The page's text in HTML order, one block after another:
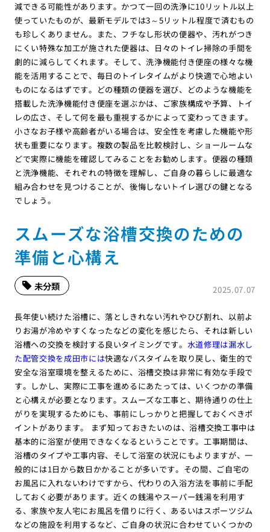
減できる可能性があります。かつて一回の洗浄に10リットル以上
使っていたものが、最新モデルでは3～5リットル程度で済むもの
も珍しくありません。また、フチなし形状の便器や、汚れがつき
にくい特殊な加工が施された便器は、日々のトイレ掃除の手間を
劇的に減らしてくれます。そして、洗浄機能付き便座の様々な機
能を活用することで、毎日のトイレタイムがより快適で心地よい
ものになるはずです。どの種類の便器を選び、どのような機能を
搭載した洗浄機能付き便座を選ぶかは、ご家族構成や予算、トイ
レの広さ、そして何を最も重視するかによって変わってきます。
小さなお子様や高齢者がいる場合は、安全性を考慮した機能や形
状も重要になります。複数の製品を比較検討し、ショールームな
どで実際に機能を確認してみることをお勧めします。便器の種類
と洗浄機能、それぞれの特徴を理解し、ご自身の暮らしに最適な
組み合わせを見つけることが、後悔しないトイレ選びの鍵となる
でしょう。
スムーズな浴槽交換のための
準備と心構え
2025.07.07
未分類
長年使い続けた浴槽に、落としきれない汚れやひび割れ、以前よ
りお湯が冷めやすくなったなどの変化を感じたら、それは新しい
浴槽への交換を検討する良いタイミングです。 水道修理は漏水し
た配管交換を成田市には快適なバスタイムを取り戻し、衛生的で
安全な浴室環境を整えるために、浴槽交換は非常に有効な手段で
す。しかし、実際に工事を進めるにあたっては、いくつかの準備
と心構えが必要となります。スムーズな工事と、期待通りの仕上
がりを実現するためにも、事前にしっかりと把握しておくべきポ
イントがあります。 まず知っておきたいのは、浴槽交換工事中は
基本的に浴室が使用できなくなるということです。工事期間は、
浴槽のタイプや工事内容、そして浴室の状況にもよりますが、一
般的には1日から数日かかることが多いです。その間、ご自宅の
お風呂に入れないわけですから、代わりの入浴方法を事前に手配
しておく必要があります。近くの銭湯やスーパー銭湯を利用す
る、家族や友人宅にお風呂を借りに行く、あるいはスポーツジム
などの施設を利用するなど、ご自身の状況に合わせていくつかの